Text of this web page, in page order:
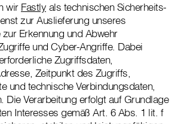
wir Fastly als technischen Sicherheits-
zur Auslieferung unseres
Erkennung und Abwehr
und Cyber-Angriffe. Dabei
Zugriffsdaten,
Zeitpunkt des Zugriffs,
und technische Verbindungsdaten,
Die Verarbeitung erfolgt auf Grundlage
Interesses gemäß Art. 6 Abs. 1 lit. f